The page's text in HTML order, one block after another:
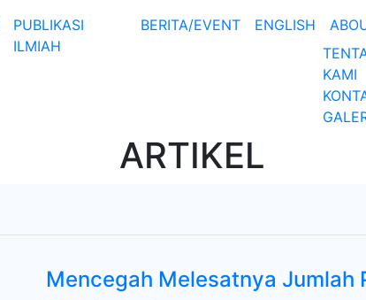
PUBLIKASI
ILMIAH
BERITA/EVENT ENGLISH
KAMI
ARTIKEL
Mencegah Melesatnya Jumlah